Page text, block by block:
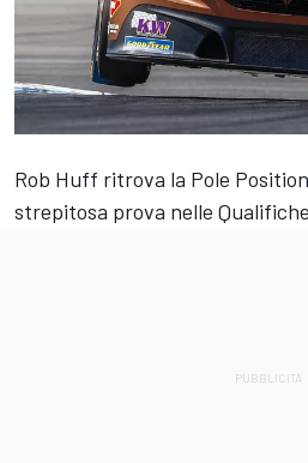
Rob Huff ritrova la Pole
strepitosa prova nelle